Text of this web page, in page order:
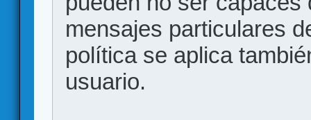
mensajes particulares
política se aplica
usuario.